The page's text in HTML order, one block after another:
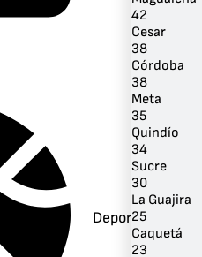
Deportes
42
Cesar
38
Córdoba
38
Meta
35
Quindío
34
Sucre
30
La Guajira
25
Caquetá
23